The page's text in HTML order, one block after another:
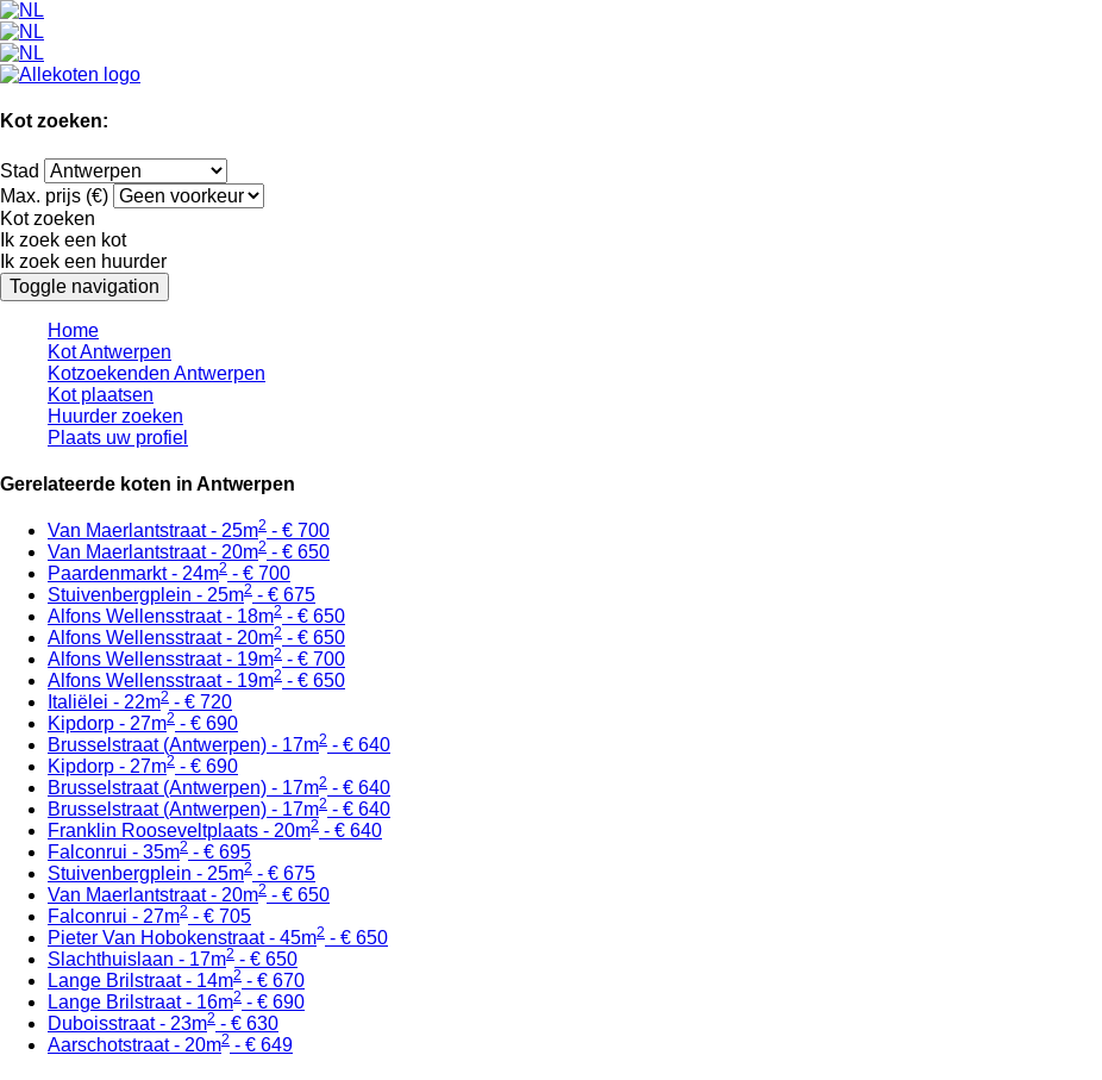
Kot zoeken:
Stad
Max. prijs (€)
Kot zoeken
Ik zoek een kot
Ik zoek een huurder
Toggle navigation
Home
Kot Antwerpen
Kotzoekenden Antwerpen
Kot plaatsen
Huurder zoeken
Plaats uw profiel
Gerelateerde koten in Antwerpen
Van Maerlantstraat - 25m2 - € 700
Van Maerlantstraat - 20m2 - € 650
Paardenmarkt - 24m2 - € 700
Stuivenbergplein - 25m2 - € 675
Alfons Wellensstraat - 18m2 - € 650
Alfons Wellensstraat - 20m2 - € 650
Alfons Wellensstraat - 19m2 - € 700
Alfons Wellensstraat - 19m2 - € 650
Italiëlei - 22m2 - € 720
Kipdorp - 27m2 - € 690
Brusselstraat (Antwerpen) - 17m2 - € 640
Kipdorp - 27m2 - € 690
Brusselstraat (Antwerpen) - 17m2 - € 640
Brusselstraat (Antwerpen) - 17m2 - € 640
Franklin Rooseveltplaats - 20m2 - € 640
Falconrui - 35m2 - € 695
Stuivenbergplein - 25m2 - € 675
Van Maerlantstraat - 20m2 - € 650
Falconrui - 27m2 - € 705
Pieter Van Hobokenstraat - 45m2 - € 650
Slachthuislaan - 17m2 - € 650
Lange Brilstraat - 14m2 - € 670
Lange Brilstraat - 16m2 - € 690
Duboisstraat - 23m2 - € 630
Aarschotstraat - 20m2 - € 649